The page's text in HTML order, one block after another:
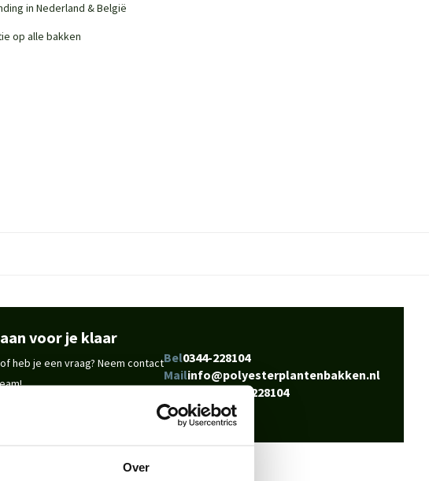
Over
in Nederland & België
op alle bakken
voor je klaar
heb je een vraag? Neem contactBel0344-228104
Mailinfo@polyesterplantenbakken.nl
0344-228104